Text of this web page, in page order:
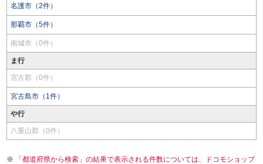
名護市（2件）
那覇市（5件）
南城市（0件）
ま行
宮古郡（0件）
宮古島市（1件）
や行
八重山郡（0件）
「都道府県から検索」の結果で表示される件数については、ドコモショップ